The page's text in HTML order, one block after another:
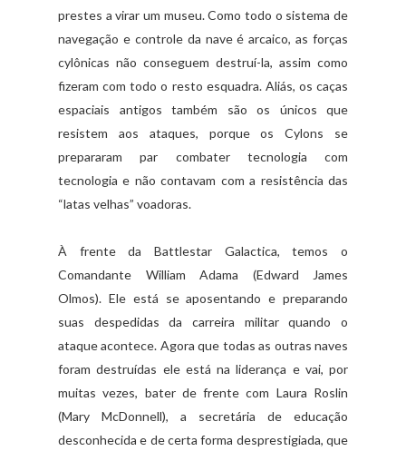
prestes a virar um museu. Como todo o sistema de
navegação e controle da nave é arcaico, as forças
cylônicas não conseguem destruí-la, assim como
fizeram com todo o resto esquadra. Aliás, os caças
espaciais antigos também são os únicos que
resistem aos ataques, porque os Cylons se
prepararam par combater tecnologia com
tecnologia e não contavam com a resistência das
“latas velhas” voadoras.
À frente da Battlestar Galactica, temos o
Comandante William Adama (Edward James
Olmos). Ele está se aposentando e preparando
suas despedidas da carreira militar quando o
ataque acontece. Agora que todas as outras naves
foram destruídas ele está na liderança e vai, por
muitas vezes, bater de frente com Laura Roslin
(Mary McDonnell), a secretária de educação
desconhecida e de certa forma desprestigiada, que